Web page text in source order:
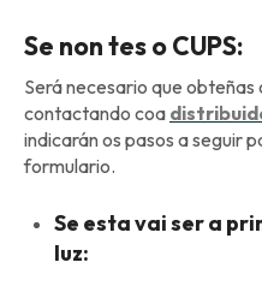
Se non tes o CUPS:
Será necesario que
contactando coa
indicarán os pasos a seguir
formulario.
Se esta vai ser a
luz: